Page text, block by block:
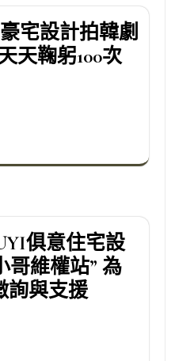
宅設計拍韓劇
天鞠躬100次
俱意住宅設
哥維權站” 為
詢與支援